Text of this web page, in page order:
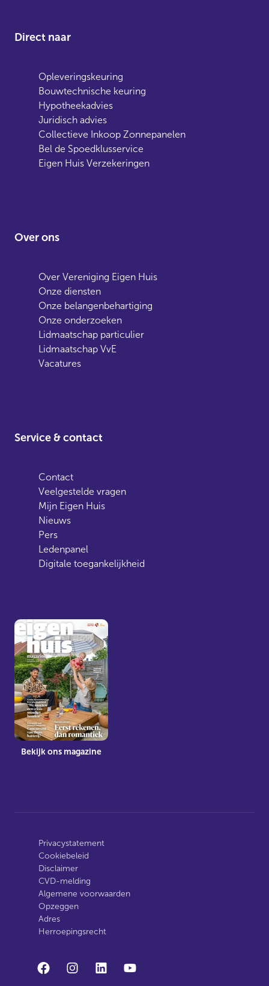
Direct naar
Opleveringskeuring
Bouwtechnische keuring
Hypotheekadvies
Juridisch advies
Collectieve Inkoop Zonnepanelen
Bel de Spoedklusservice
Eigen Huis Verzekeringen
Over ons
Over Vereniging Eigen Huis
Onze diensten
Onze belangenbehartiging
Onze onderzoeken
Lidmaatschap particulier
Lidmaatschap VvE
Vacatures
Service & contact
Contact
Veelgestelde vragen
Mijn Eigen Huis
Nieuws
Pers
Ledenpanel
Digitale toegankelijkheid
Bekijk ons magazine
Privacystatement
Cookiebeleid
Disclaimer
CVD-melding
Algemene voorwaarden
Opzeggen
Adres
Herroepingsrecht
facebookinstagramlinkedinyoutube